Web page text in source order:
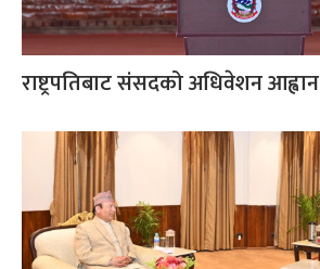
राष्ट्रपतिबाट संसदको अधिवेशन आह्वान